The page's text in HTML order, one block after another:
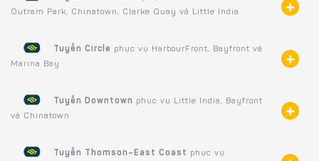
Outram Park, Chinatown, Clarke Quay và Little India
Tuyến Circle phục vụ HarbourFront, Bayfront và
Marina Bay
Tuyến Downtown phục vụ Little India, Bayfront
và Chinatown
Tuyến Thomson–East Coast phục vụ